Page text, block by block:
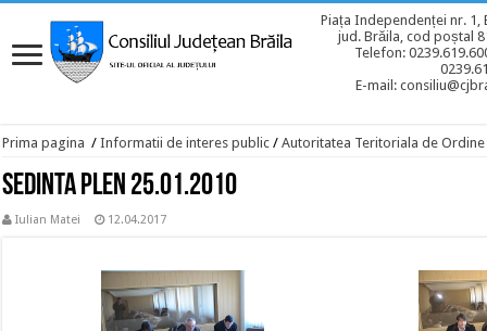
Piața Independenței nr. 1,
jud. Brăila, cod poștal
Telefon:
E-mail:
Prima pagina / Informatii de interes public / Autoritatea Teritoriala de Ordine
Sedinta plen 25.01.2010
Iulian Matei 12.04.2017